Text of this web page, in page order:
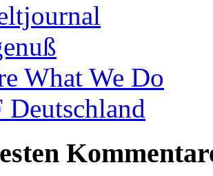
What We Do